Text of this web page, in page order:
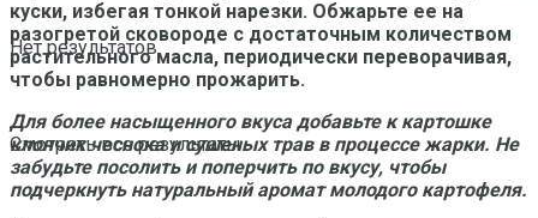
Нет результатов
Смотреть все результаты
куски, избегая тонкой нарезки. Обжарьте ее на
разогретой сковороде с достаточным количеством
растительного масла, периодически переворачивая,
чтобы равномерно прожарить.
Для более насыщенного вкуса добавьте к картошке
клончик чеснока и сушеных трав в процессе жарки. Не
забудьте посолить и поперчить по вкусу, чтобы
подчеркнуть натуральный аромат молодого картофеля.